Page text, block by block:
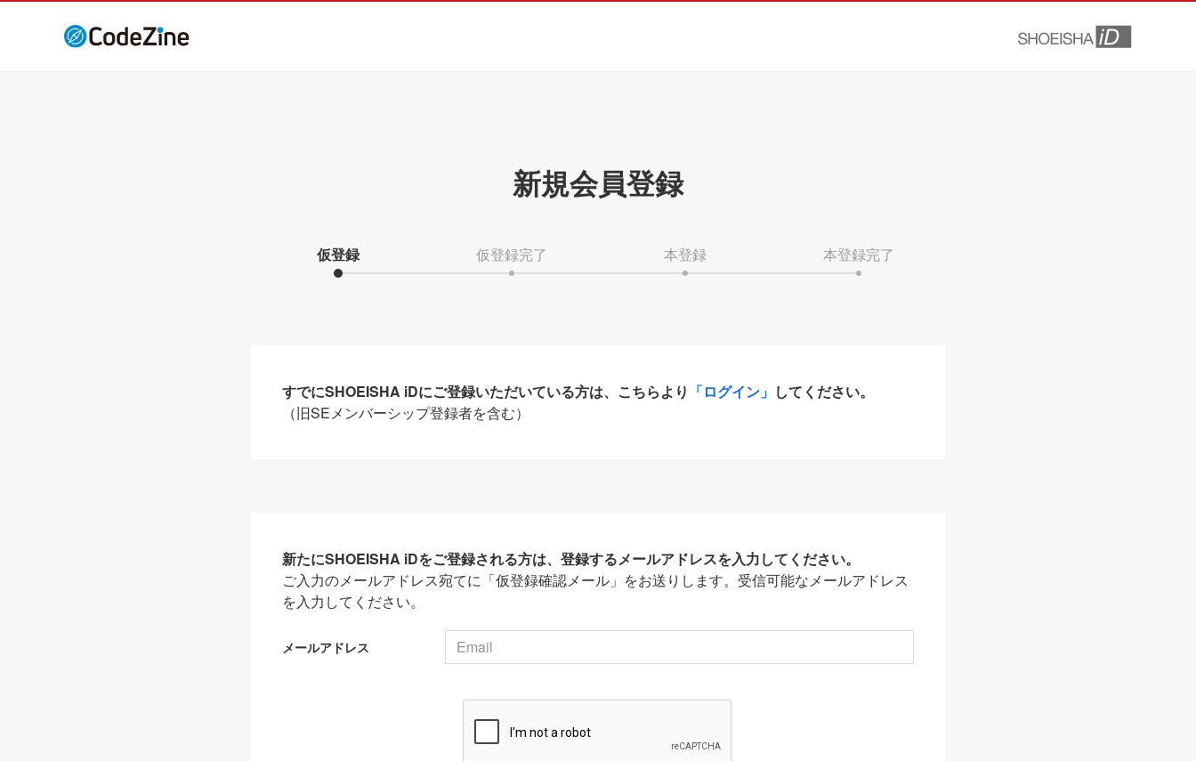
新規会員登録
仮登録 仮登録完了 本登録 本登録完了
すでにSHOEISHA iDにご登録いただいている方は、こちらより 「ログイン」 してください。
（旧SEメンバーシップ登録者を含む）
新たにSHOEISHA iDをご登録される方は、登録するメールアドレスを入力してください。
ご入力のメールアドレス宛てに「仮登録確認メール」をお送りします。受信可能なメールアドレス
を入力してください。
メールアドレス